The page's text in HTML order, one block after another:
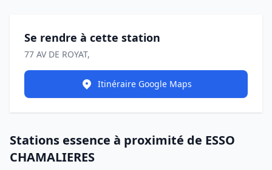
Se rendre à cette station
77 AV DE ROYAT,
Itinéraire Google Maps
Stations essence à proximité de ESSO
CHAMALIERES